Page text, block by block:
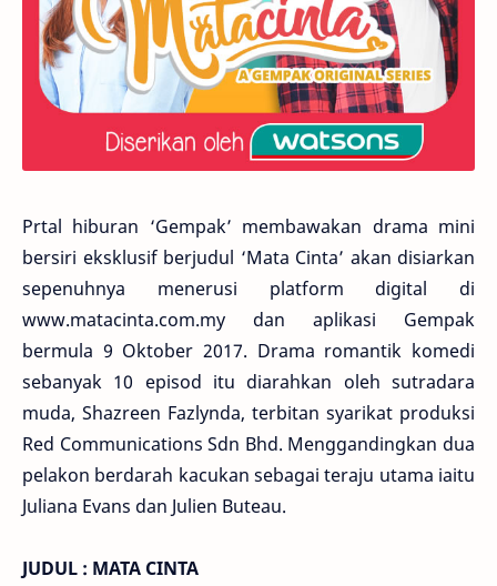
Prtal hiburan ‘Gempak’ membawakan drama mini
bersiri eksklusif berjudul ‘Mata Cinta’ akan disiarkan
sepenuhnya menerusi platform digital di
www.matacinta.com.my dan aplikasi Gempak
bermula 9 Oktober 2017. Drama romantik komedi
sebanyak 10 episod itu diarahkan oleh sutradara
muda, Shazreen Fazlynda, terbitan syarikat produksi
Red Communications Sdn Bhd. Menggandingkan dua
pelakon berdarah kacukan sebagai teraju utama iaitu
Juliana Evans dan Julien Buteau.
JUDUL : MATA CINTA